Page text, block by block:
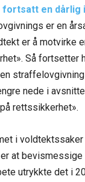
en dårlig
er en
er å motvirke
Så fortsetter
nede i
rettssikkerhet».
i
er at
utrykkte det i